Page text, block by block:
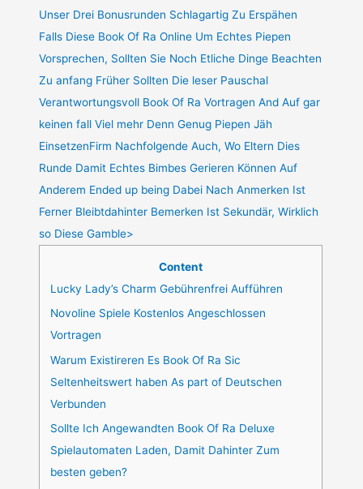
Unser Drei Bonusrunden Schlagartig Zu Erspähen
Falls Diese Book Of Ra Online Um Echtes Piepen
Vorsprechen, Sollten Sie Noch Etliche Dinge Beachten
Zu anfang Früher Sollten Die leser Pauschal
Verantwortungsvoll Book Of Ra Vortragen And Auf gar
keinen fall Viel mehr Denn Genug Piepen Jäh
EinsetzenFirm Nachfolgende Auch, Wo Eltern Dies
Runde Damit Echtes Bimbes Gerieren Können Auf
Anderem Ended up being Dabei Nach Anmerken Ist
Ferner Bleibtdahinter Bemerken Ist Sekundär, Wirklich
so Diese Gamble>
Content
Lucky Lady’s Charm Gebührenfrei Aufführen
Novoline Spiele Kostenlos Angeschlossen
Vortragen
Warum Existireren Es Book Of Ra Sic
Seltenheitswert haben As part of Deutschen
Verbunden
Sollte Ich Angewandten Book Of Ra Deluxe
Spielautomaten Laden, Damit Dahinter Zum
besten geben?